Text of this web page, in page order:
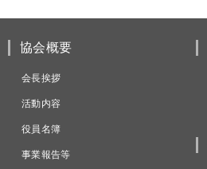
協会概要
会長挨拶
活動内容
役員名簿
事業報告等